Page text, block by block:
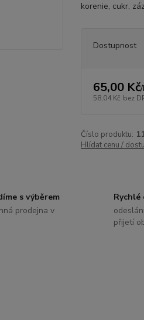
korenie, cukr,
Dostupnost
65,00 Kč/
58,04 Kč bez
Číslo produktu:
Hlídat cenu /
s výběrem
prodejna v
Rychlé
přijetí